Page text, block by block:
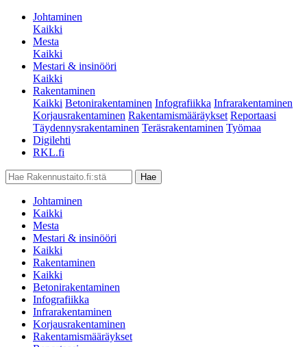
Johtaminen
Kaikki
Mesta
Kaikki
Mestari & insinööri
Kaikki
Rakentaminen
Kaikki Betonirakentaminen Infografiikka Infrarakentaminen
Korjausrakentaminen Rakentamismääräykset Reportaasi
Täydennysrakentaminen Teräsrakentaminen Työmaa
Digilehti
RKL.fi
Johtaminen
Kaikki
Mesta
Mestari & insinööri
Kaikki
Rakentaminen
Kaikki
Betonirakentaminen
Infografiikka
Infrarakentaminen
Korjausrakentaminen
Rakentamismääräykset